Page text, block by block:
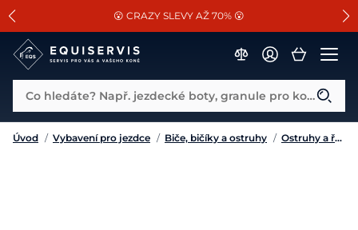
SLEVA 13% na vše od Cassini!
😮 CRAZY SLEVY AŽ 70% 😮
📐Pasování a doplňky k vybraným sedlům ZDARMA 🐴
Co hledáte? Např. jezdecké boty, granule pro koně...
Úvod / Vybavení pro jezdce / Biče, bičíky a ostruhy / Ostruhy a řemínky